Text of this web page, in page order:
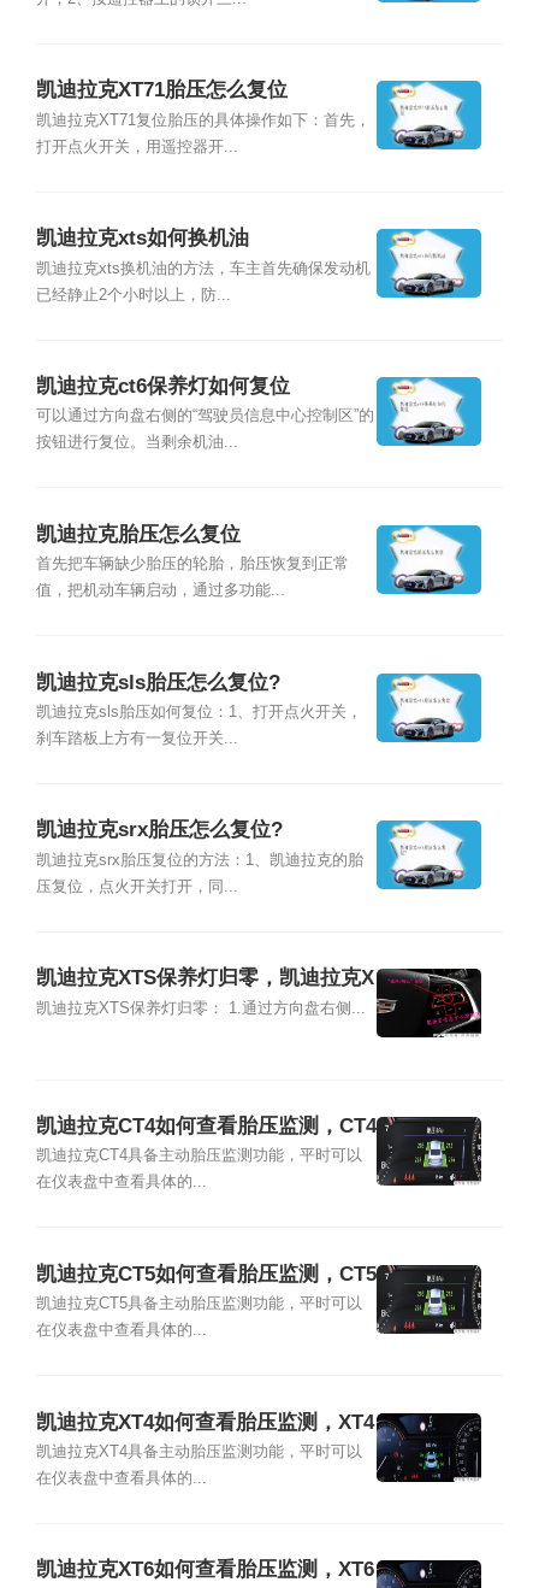
凯迪拉克XT71胎压怎么复位
凯迪拉克XT71复位胎压的具体操作如下：首先，
打开点火开关，用遥控器开...
凯迪拉克xts如何换机油
凯迪拉克xts换机油的方法，车主首先确保发动机
已经静止2个小时以上，防...
凯迪拉克ct6保养灯如何复位
可以通过方向盘右侧的“驾驶员信息中心控制区”的
按钮进行复位。当剩余机油...
凯迪拉克胎压怎么复位
首先把车辆缺少胎压的轮胎，胎压恢复到正常
值，把机动车辆启动，通过多功能...
凯迪拉克sls胎压怎么复位?
凯迪拉克sls胎压如何复位：1、打开点火开关，
刹车踏板上方有一复位开关...
凯迪拉克srx胎压怎么复位?
凯迪拉克srx胎压复位的方法：1、凯迪拉克的胎
压复位，点火开关打开，同...
凯迪拉克XTS保养灯归零，凯迪拉克X
TS保养灯怎么复位
凯迪拉克XTS保养灯归零： 1.通过方向盘右侧...
凯迪拉克CT4如何查看胎压监测，CT4
胎压灯复位教程
凯迪拉克CT4具备主动胎压监测功能，平时可以
在仪表盘中查看具体的...
凯迪拉克CT5如何查看胎压监测，CT5
胎压灯复位教程
凯迪拉克CT5具备主动胎压监测功能，平时可以
在仪表盘中查看具体的...
凯迪拉克XT4如何查看胎压监测，XT4
胎压灯复位教程
凯迪拉克XT4具备主动胎压监测功能，平时可以
在仪表盘中查看具体的...
凯迪拉克XT6如何查看胎压监测，XT6